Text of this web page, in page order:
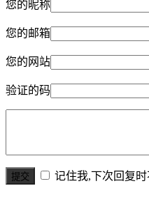
您的昵称
您的邮箱
您的网站
验证的码
记住我,下次回复